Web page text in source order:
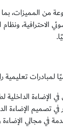
من المميزات،
ونظام
لمبادرات تعليمية
الداخلية
تصميم الإضاءة
في مجالي